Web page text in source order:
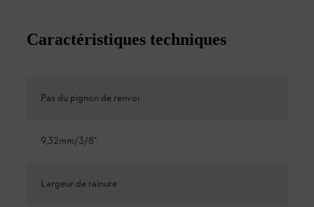
Caractéristiques techniques
Pas du pignon de renvoi
9,32mm/3/8"
Largeur de rainure